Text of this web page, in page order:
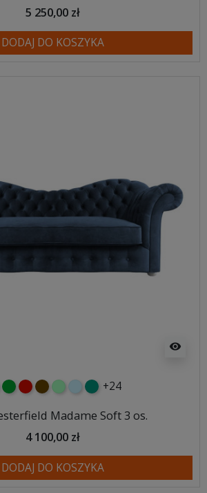
5 250,00 zł
DODAJ DO KOSZYKA
visibility
zielonyczerwony
czekoladowy
miętowybłękitny
turkusowy
+24
Madame Soft 3 os.
4 100,00 zł
DODAJ DO KOSZYKA